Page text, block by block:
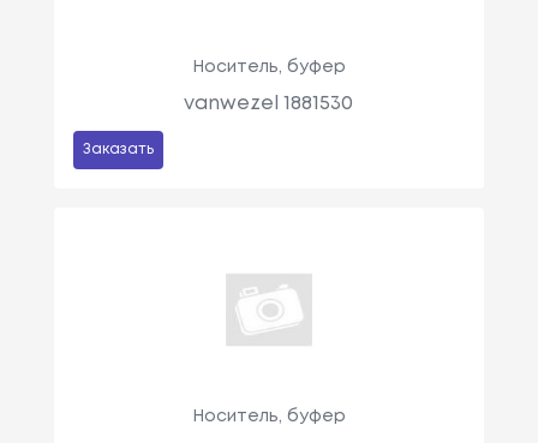
Носитель, буфер
vanwezel 1881530
Заказать
Носитель, буфер